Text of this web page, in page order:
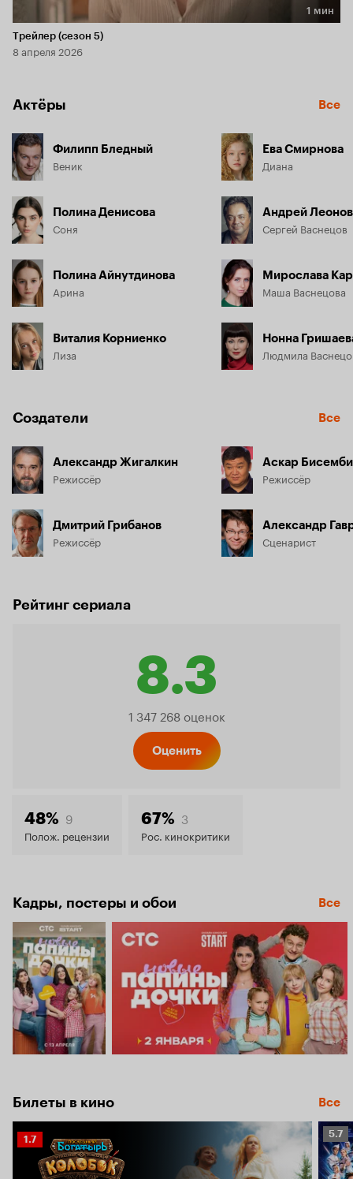
Длительность 1 мин
1 мин
Трейлер (сезон 5)
8 апреля 2026
Актёры Все
Филипп Бледный
Веник
Полина Денисова
Соня
Полина Айнутдинова
Арина
Виталия Корниенко
Лиза
Ева Смирнова
Диана
Андрей Леонов
Сергей Васнецов
Мирослава
Маша Васнецова
Нонна
Людмила
Создатели Все
Александр Жигалкин
Режиссёр
Дмитрий Грибанов
Режиссёр
Аскар
Режиссёр
Александр
Сценарист
Рейтинг сериала
8.3
Рейтинг
8.3
1 347 268 оценок
Оценить
48% 9
Полож. рецензии
67% 3
Рос. кинокритики
Кадры, постеры и обои Все
Билеты в кино Все
Рейтинг
Кинопоиска
1.7
5.7
5.7